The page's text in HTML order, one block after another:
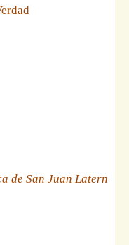
de San Juan Latern